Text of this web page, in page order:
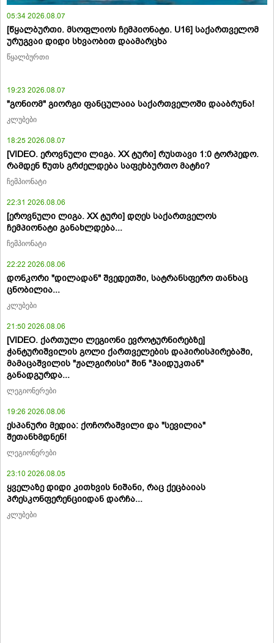
05:34 2026.08.07
[წყალბურთი. მსოფლიოს ჩემპიონატი. U16] საქართველომ
ურუგვაი დიდი სხვაობით დაამარცხა
წყალბურთი
19:23 2026.08.07
"გონიომ" გიორგი ფანცულაია საქართველოში დააბრუნა!
კლუბები
18:25 2026.08.07
[VIDEO. ეროვნული ლიგა. XX ტური] რუსთავი 1:0 ტორპედო.
რამდენ წუთს გრძელდება საფეხბურთო მატჩი?
ჩემპიონატი
22:31 2026.08.06
[ეროვნული ლიგა. XX ტური] დღეს საქართველოს
ჩემპიონატი განახლდება...
ჩემპიონატი
22:22 2026.08.06
დონკორი "დილადან" შვედეთში, სატრანსფერო თანხაც
ცნობილია...
კლუბები
21:50 2026.08.06
[VIDEO. ქართული ლეგიონი ევროტურნირებზე]
ჭანტურიშვილის გოლი ქართველების დაპირისპირებაში,
მამაცაშვილის "ჟალგირისი" შინ "ჰაიდუკთან"
განადგურდა...
ლეგიონერები
19:26 2026.08.06
ესპანური მედია: ქოჩორაშვილი და "სევილია"
შეთანხმდნენ!
ლეგიონერები
23:10 2026.08.05
ყველაზე დიდი კითხვის ნიშანი, რაც ქეცბაიას
პრესკონფერენციიდან დარჩა...
კლუბები